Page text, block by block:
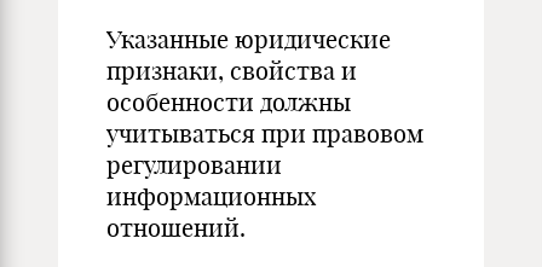
Указанные юридические
признаки, свойства и
особенности должны
учитываться при правовом
регулировании
информационных
отношений.